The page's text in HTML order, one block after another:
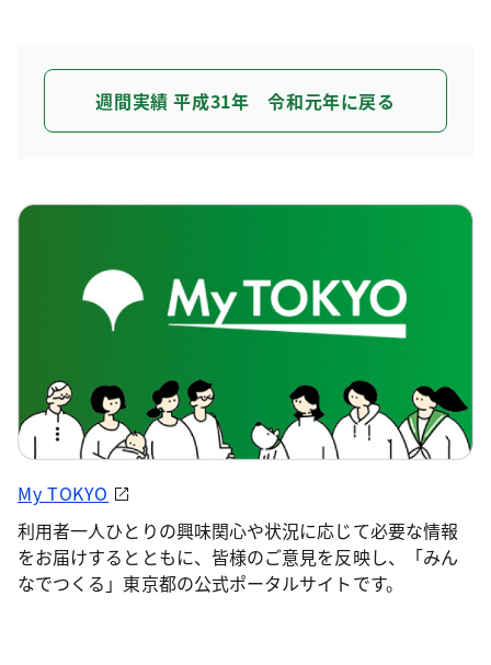
週間実績 平成31年 令和元年に戻る
My TOKYO
利用者一人ひとりの興味関心や状況に応じて必要な情報
をお届けするとともに、皆様のご意見を反映し、「みん
なでつくる」東京都の公式ポータルサイトです。